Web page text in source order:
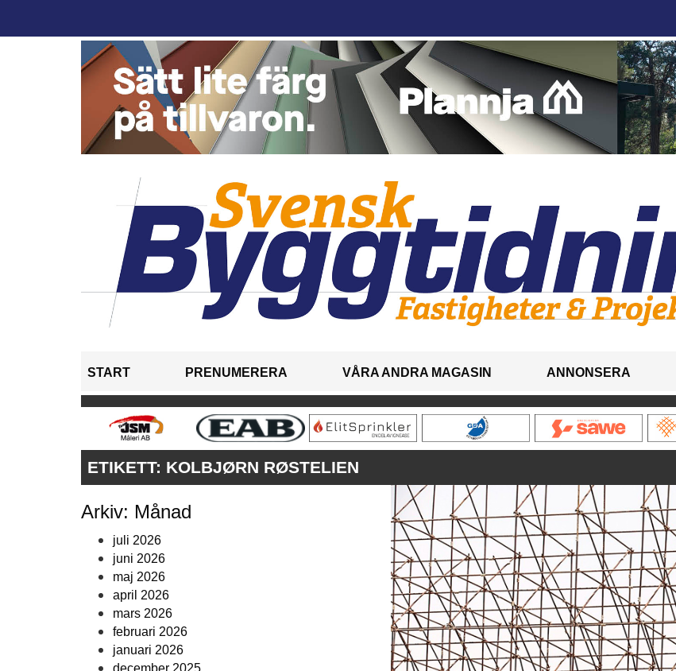
START PRENUMERERA VÅRA ANDRA MAGASIN ANNONSERA
ETIKETT: KOLBJØRN RØSTELIEN
Arkiv: Månad
juli 2026
juni 2026
maj 2026
april 2026
mars 2026
februari 2026
januari 2026
december 2025